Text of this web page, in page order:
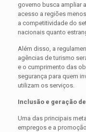
governo busca ampliar
acesso a regiões
a competitividade do
nacionais quanto
Além disso, a
agências de turismo
e o cumprimento das
segurança para quem
utilizam os serviços.
Inclusão e geração
Uma das principais
empregos e a